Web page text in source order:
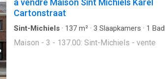
sanitaires privatifs (meuble lavabo moderne,
douche à l’italienne, WC suspendu), d’un
d’une armoire, d’un lit, d’un meuble mural et
télévision. La résidence offre également
à vendre Maison Sint Michiels Karel
Cartonstraat
Sint-Michiels · 137 m² · 3 Slaapkamers · 1
Maison - 3 - 137.00: Sint-Michiels - vente